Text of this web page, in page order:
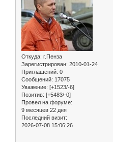
Откуда: г.Пенза
Зарегистрирован: 2010-01-24
Приглашений: 0
Сообщений: 17075
Уважение: [+1523/-6]
Позитив: [+5483/-0]
Провел на форуме:
9 месяцев 22 дня
Последний визит:
2026-07-08 15:06:26